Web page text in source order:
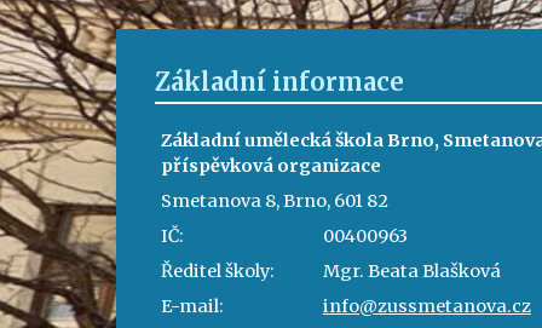
Základní informace
Základní umělecká škola Brno,
příspěvková organizace
Smetanova 8, Brno, 601 82
IČ:
00400963
Ředitel školy:
Mgr. Beata Blašková
E-mail:
info@zussmetanova.cz